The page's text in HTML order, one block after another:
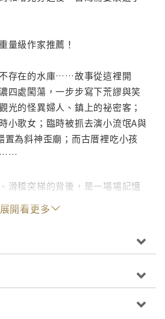
級作家推薦！
在的水庫……故事從這裡開
四處闖蕩，一步步寫下荒謬與笑
光的怪異婦人、鎮上的祕密客；
小歌女；臨時被抓去演小流氓A與
置為斜神歪廟；而古厝裡吃小孩
……
稽突梯的背後，是一場場記憶
一道最憂傷的字眼，執著地往前
們的乞求。有時候，你以為戰勝
拼湊起的只是記憶碎片；或者，
沒發生過。
住了一些，就彷彿每個人的童
幾乎迷離了我們的雙眼。有天，
展開看更多